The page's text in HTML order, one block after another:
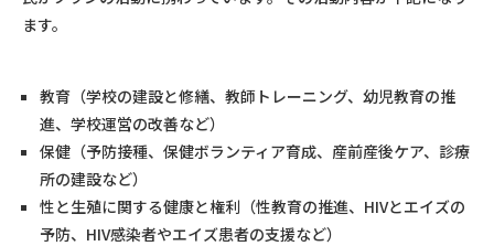
ます。
教育（学校の建設と修繕、教師トレーニング、幼児教育の推
進、学校運営の改善など）
保健（予防接種、保健ボランティア育成、産前産後ケア、診療
所の建設など）
性と生殖に関する健康と権利（性教育の推進、HIVとエイズの
予防、HIV感染者やエイズ患者の支援など）